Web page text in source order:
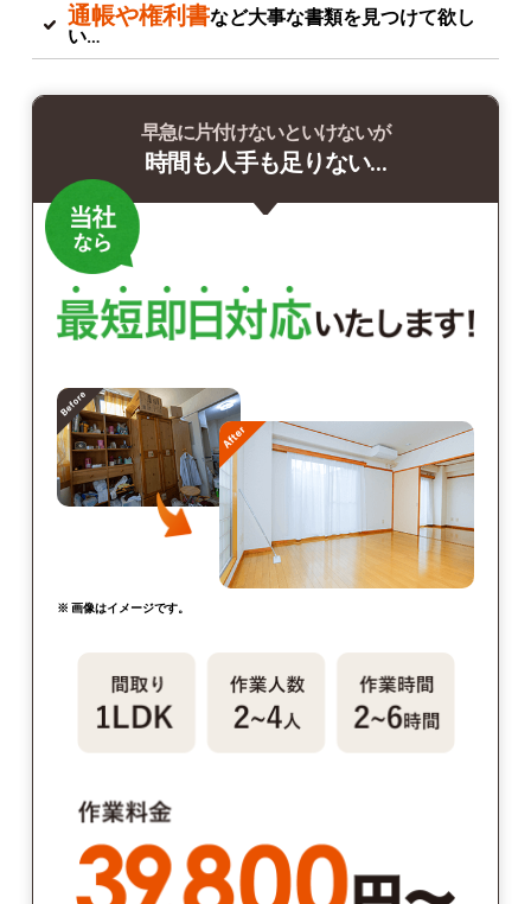
通帳や権利書など大事な書類を見つけて欲し
い…
早急に片付けないといけないが
時間も人手も足りない…
※ 画像はイメージです。